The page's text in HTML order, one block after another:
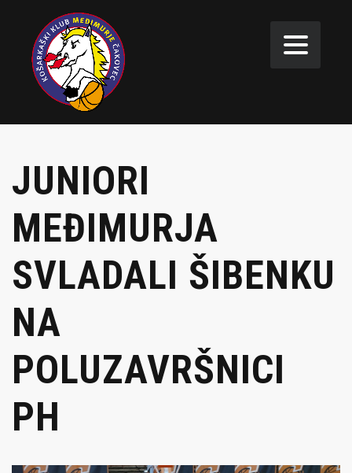
JUNIORI
MEĐIMURJA
SVLADALI ŠIBENKU
NA
POLUZAVRŠNICI
PH